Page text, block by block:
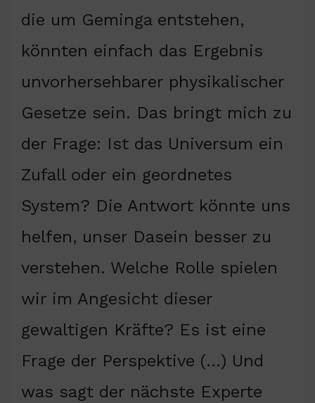
die um Geminga entstehen,
könnten einfach das Ergebnis
unvorhersehbarer physikalischer
Gesetze sein. Das bringt mich zu
der Frage: Ist das Universum ein
Zufall oder ein geordnetes
System? Die Antwort könnte uns
helfen, unser Dasein besser zu
verstehen. Welche Rolle spielen
wir im Angesicht dieser
gewaltigen Kräfte? Es ist eine
Frage der Perspektive (…) Und
was sagt der nächste Experte